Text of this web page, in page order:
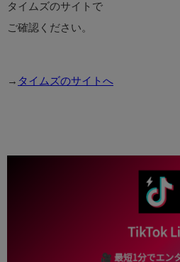
タイムズのサイトで
ご確認ください。
→ タイムズのサイトへ